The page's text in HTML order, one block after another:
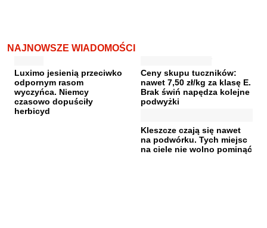
NAJNOWSZE WIADOMOŚCI
Luximo jesienią przeciwko
odpornym rasom
wyczyńca. Niemcy
czasowo dopuściły
herbicyd
Ceny skupu tuczników:
nawet 7,50 zł/kg za klasę E.
Brak świń napędza kolejne
podwyżki
Kleszcze czają się nawet
na podwórku. Tych miejsc
na ciele nie wolno pominąć